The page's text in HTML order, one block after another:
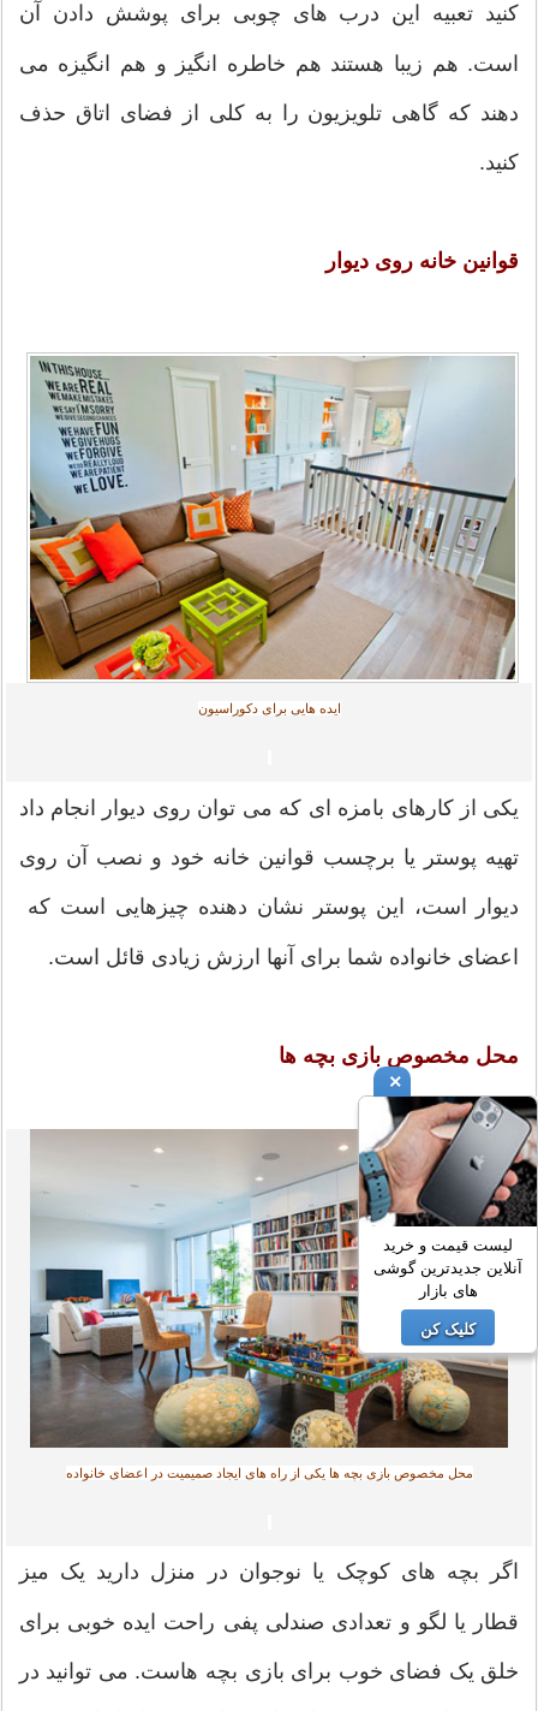
کنید تعبیه این درب های چوبی برای پوشش دادن آن
است. هم زیبا هستند هم خاطره انگیز و هم انگیزه می
دهند که گاهی تلویزیون را به کلی از فضای اتاق حذف
کنید.
قوانین خانه روی دیوار
ایده هایی برای دکوراسیون
یکی از کارهای بامزه ای که می توان روی دیوار انجام داد
تهیه پوستر یا برچسب قوانین خانه خود و نصب آن روی
دیوار است، این پوستر نشان دهنده چیزهایی است که
اعضای خانواده شما برای آنها ارزش زیادی قائل است.
محل مخصوص بازی بچه ها
محل مخصوص بازی بچه ها یکی از راه های ایجاد صمیمیت در اعضای خانواده
اگر بچه های کوچک یا نوجوان در منزل دارید یک میز
قطار یا لگو و تعدادی صندلی پفی راحت ایده خوبی برای
خلق یک فضای خوب برای بازی بچه هاست. می توانید در
×
لیست قیمت و خرید
آنلاین جدیدترین گوشی
های بازار
کلیک کن